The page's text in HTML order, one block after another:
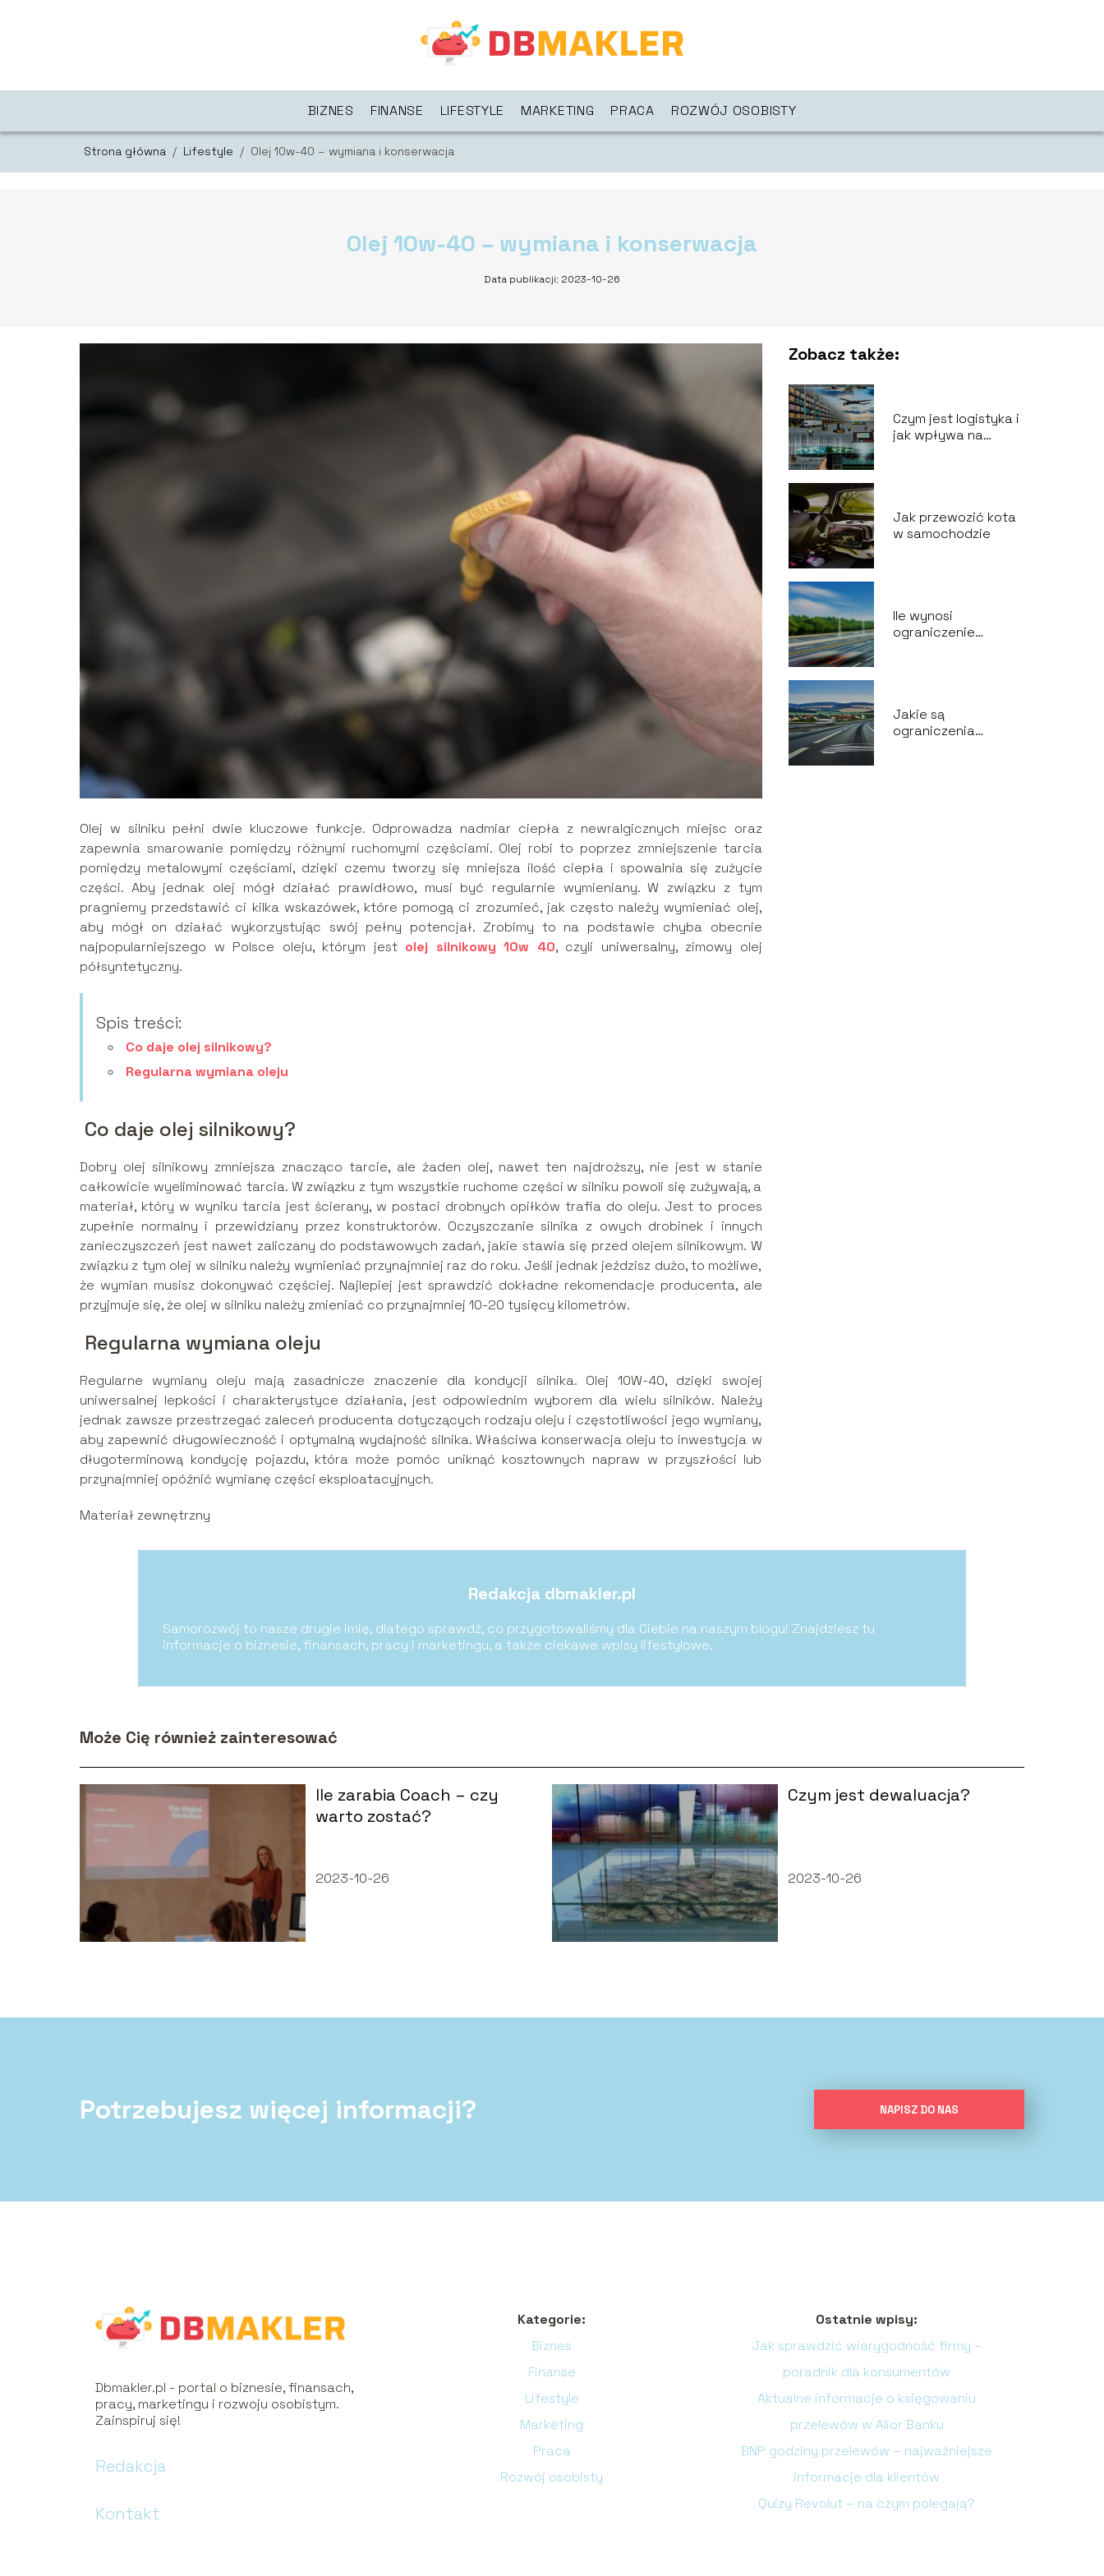
BIZNES FINANSE LIFESTYLE MARKETING PRACA ROZWÓJ OSOBISTY
Strona główna / Lifestyle / Olej 10w-40 – wymiana i konserwacja
Olej 10w-40 – wymiana i konserwacja
Data publikacji: 2023-10-26
Olej w silniku pełni dwie kluczowe funkcje. Odprowadza nadmiar ciepła z newralgicznych miejsc oraz
zapewnia smarowanie pomiędzy różnymi ruchomymi częściami. Olej robi to poprzez zmniejszenie tarcia
pomiędzy metalowymi częściami, dzięki czemu tworzy się mniejsza ilość ciepła i spowalnia się zużycie
części. Aby jednak olej mógł działać prawidłowo, musi być regularnie wymieniany. W związku z tym
pragniemy przedstawić ci kilka wskazówek, które pomogą ci zrozumieć, jak często należy wymieniać olej,
aby mógł on działać wykorzystując swój pełny potencjał. Zrobimy to na podstawie chyba obecnie
najpopularniejszego w Polsce oleju, którym jest olej silnikowy 10w 40, czyli uniwersalny, zimowy olej
półsyntetyczny.
Spis treści:
Co daje olej silnikowy?
Regularna wymiana oleju
Co daje olej silnikowy?
Dobry olej silnikowy zmniejsza znacząco tarcie, ale żaden olej, nawet ten najdroższy, nie jest w stanie
całkowicie wyeliminować tarcia. W związku z tym wszystkie ruchome części w silniku powoli się zużywają, a
materiał, który w wyniku tarcia jest ścierany, w postaci drobnych opiłków trafia do oleju. Jest to proces
zupełnie normalny i przewidziany przez konstruktorów. Oczyszczanie silnika z owych drobinek i innych
zanieczyszczeń jest nawet zaliczany do podstawowych zadań, jakie stawia się przed olejem silnikowym. W
związku z tym olej w silniku należy wymieniać przynajmniej raz do roku. Jeśli jednak jeździsz dużo, to możliwe,
że wymian musisz dokonywać częściej. Najlepiej jest sprawdzić dokładne rekomendacje producenta, ale
przyjmuje się, że olej w silniku należy zmieniać co przynajmniej 10-20 tysięcy kilometrów.
Regularna wymiana oleju
Regularne wymiany oleju mają zasadnicze znaczenie dla kondycji silnika. Olej 10W-40, dzięki swojej
uniwersalnej lepkości i charakterystyce działania, jest odpowiednim wyborem dla wielu silników. Należy
jednak zawsze przestrzegać zaleceń producenta dotyczących rodzaju oleju i częstotliwości jego wymiany,
aby zapewnić długowieczność i optymalną wydajność silnika. Właściwa konserwacja oleju to inwestycja w
długoterminową kondycję pojazdu, która może pomóc uniknąć kosztownych napraw w przyszłości lub
przynajmniej opóźnić wymianę części eksploatacyjnych.
Materiał zewnętrzny
Zobacz także:
Czym jest logistyka i
jak wpływa na
Jak przewozić kota
w samochodzie
Ile wynosi
ograniczenie
Jakie są
ograniczenia
Redakcja dbmakler.pl
Samorozwój to nasze drugie imię, dlatego sprawdź, co przygotowaliśmy dla Ciebie na naszym blogu! Znajdziesz tu
informacje o biznesie, finansach, pracy i marketingu, a także ciekawe wpisy lifestylowe.
Może Cię również zainteresować
Ile zarabia Coach – czy
warto zostać?
2023-10-26
Czym jest dewaluacja?
2023-10-26
Potrzebujesz więcej informacji? NAPISZ DO NAS
Dbmakler.pl - portal o biznesie, finansach,
pracy, marketingu i rozwoju osobistym.
Zainspiruj się!
Redakcja
Kontakt
Kategorie:
Biznes
Finanse
Lifestyle
Marketing
Praca
Rozwój osobisty
Ostatnie wpisy:
Jak sprawdzić wiarygodność firmy –
poradnik dla konsumentów
Aktualne informacje o księgowaniu
przelewów w Alior Banku
BNP godziny przelewów – najważniejsze
informacje dla klientów
Quizy Revolut – na czym polegają?